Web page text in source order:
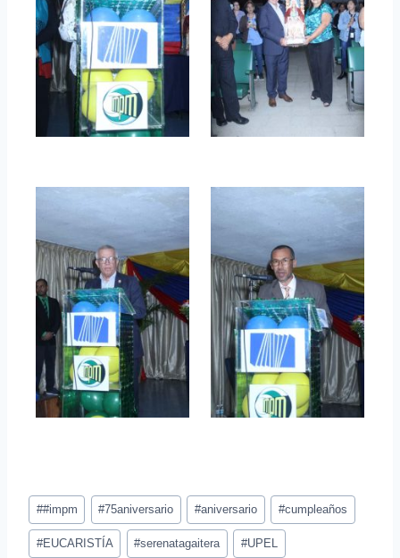
##impm #75aniversario #aniversario #cumpleaños
#EUCARISTÍA #serenatagaitera #UPEL